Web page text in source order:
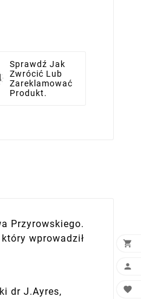
Sprawdź Jak
Zwrócić Lub
Zareklamować
Produkt.
Przyrowskiego.
wprowadził
dr J.Ayres,


